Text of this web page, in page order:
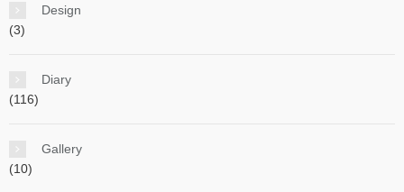
Design
(3)
Diary
(116)
Gallery
(10)